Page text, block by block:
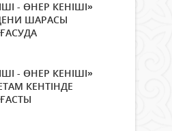
- ӨНЕР КЕНІШІ»
ШАРАСЫ
- ӨНЕР КЕНІШІ»
КЕНТІНДЕ